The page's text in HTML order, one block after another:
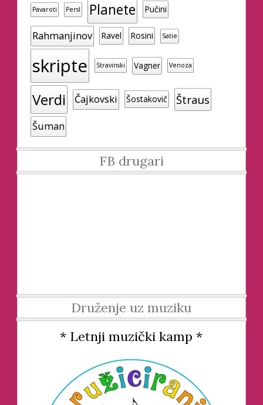
Pavaroti Persl Planete Pučini
Rahmanjinov Ravel Rosini Satie
skripte Stravinski Vagner Venoza
Verdi Čajkovski Šostakovič Štraus
Šuman
FB drugari
Druženje uz muziku
* Letnji muzički kamp *